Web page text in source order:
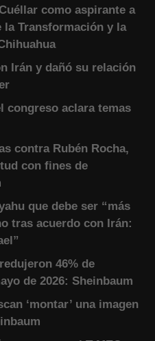
como aspirante a
la Transformación y la
Irán y dañó su relación
congreso aclara temas
contra Rubén Rocha,
con fines de
que debe ser “más
tras acuerdo con Irán:
46% de
de 2026: Sheinbaum
‘montar’ una imagen